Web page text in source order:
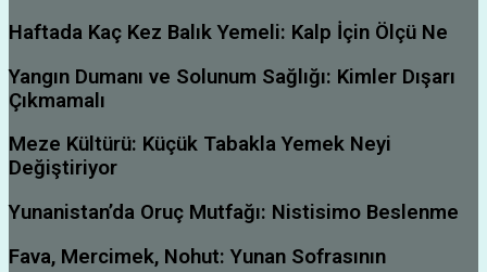
Haftada Kaç Kez Balık Yemeli: Kalp İçin Ölçü Ne
Yangın Dumanı ve Solunum Sağlığı: Kimler Dışarı
Çıkmamalı
Meze Kültürü: Küçük Tabakla Yemek Neyi
Değiştiriyor
Yunanistan’da Oruç Mutfağı: Nistisimo Beslenme
Fava, Mercimek, Nohut: Yunan Sofrasının